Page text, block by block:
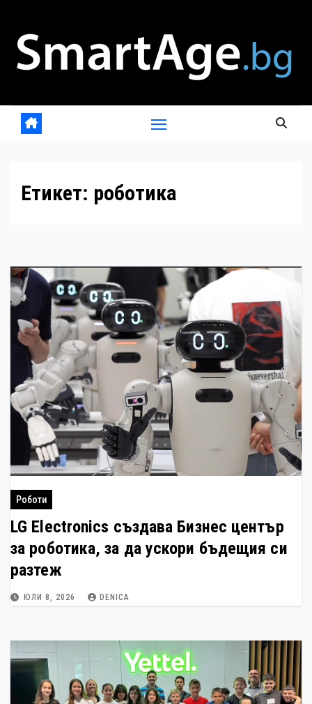
content
Етикет: роботика
Роботи
LG Electronics създава Бизнес център
за роботика, за да ускори бъдещия си
разтеж
ЮЛИ 8, 2026 DENICA